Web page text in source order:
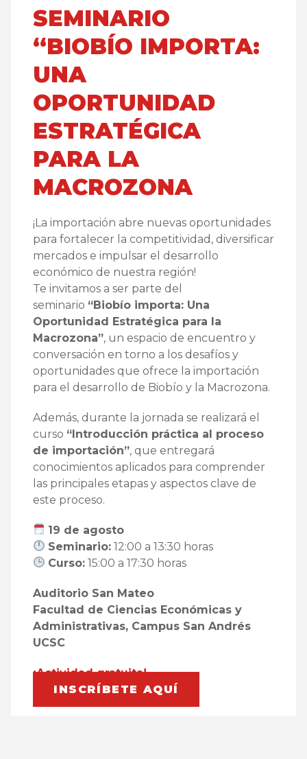
SEMINARIO
“BIOBÍO IMPORTA:
UNA
OPORTUNIDAD
ESTRATÉGICA
PARA LA
MACROZONA
¡La importación abre nuevas oportunidades
para fortalecer la competitividad, diversificar
mercados e impulsar el desarrollo
económico de nuestra región!
Te invitamos a ser parte del
seminario “Biobío importa: Una
Oportunidad Estratégica para la
Macrozona”, un espacio de encuentro y
conversación en torno a los desafíos y
oportunidades que ofrece la importación
para el desarrollo de Biobío y la Macrozona.
Además, durante la jornada se realizará el
curso “Introducción práctica al proceso
de importación”, que entregará
conocimientos aplicados para comprender
las principales etapas y aspectos clave de
este proceso.
19 de agosto
Seminario: 12:00 a 13:30 horas
Curso: 15:00 a 17:30 horas
Auditorio San Mateo
Facultad de Ciencias Económicas y
Administrativas, Campus San Andrés
UCSC
¡Actividad gratuita!
INSCRÍBETE AQUÍ